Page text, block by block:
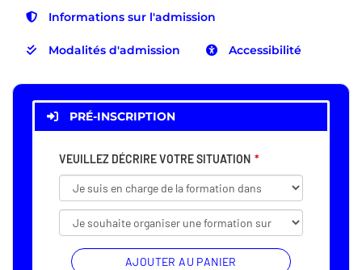
Informations sur l'admission
Modalités d'admission Accessibilité
PRÉ-INSCRIPTION
VEUILLEZ DÉCRIRE VOTRE SITUATION
AJOUTER AU PANIER